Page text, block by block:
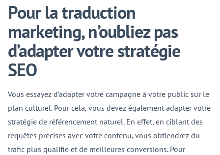
Pour la traduction
marketing, n’oubliez pas
d’adapter votre stratégie
SEO
Vous essayez d’adapter votre campagne à votre public sur le
plan culturel. Pour cela, vous devez également adapter votre
stratégie de référencement naturel. En effet, en ciblant des
requêtes précises avec votre contenu, vous obtiendrez du
trafic plus qualifié et de meilleures conversions. Pour